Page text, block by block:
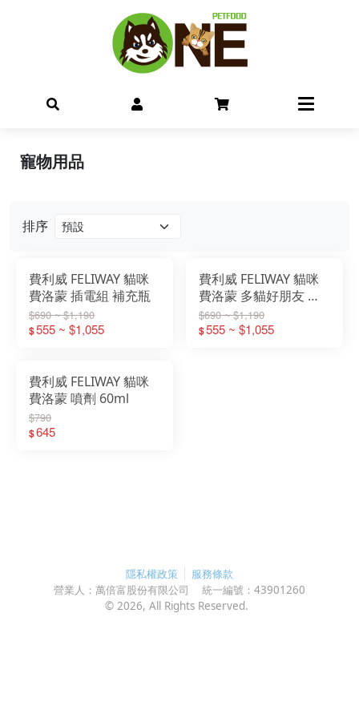
排序
費利威 FELIWAY 貓咪
費洛蒙 插電組 補充瓶
$690 ~ $1,190
$555 ~ $1,055
費利威 FELIWAY 貓咪
費洛蒙 多貓好朋友 插
電組 補充罐
$690 ~ $1,190
$555 ~ $1,055
費利威 FELIWAY 貓咪
費洛蒙 噴劑 60ml
$790
$645
寵物用品
隱私權政策
服務條款
營業人： 萬倍富股份有限公司 統一編號： 43901260
© 2026, All Rights Reserved.